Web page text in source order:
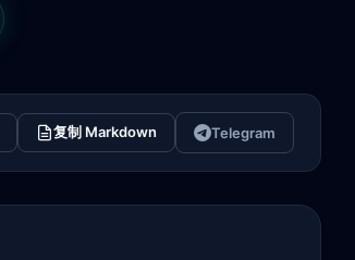
复制 Markdown Telegram